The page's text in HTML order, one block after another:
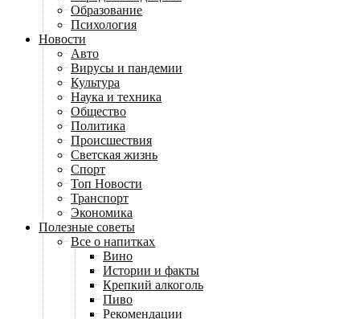
Образование
Психология
Новости
Авто
Вирусы и пандемии
Культура
Наука и техника
Общество
Политика
Происшествия
Светская жизнь
Спорт
Топ Новости
Транспорт
Экономика
Полезные советы
Все о напитках
Вино
Истории и факты
Крепкий алкоголь
Пиво
Рекомендации